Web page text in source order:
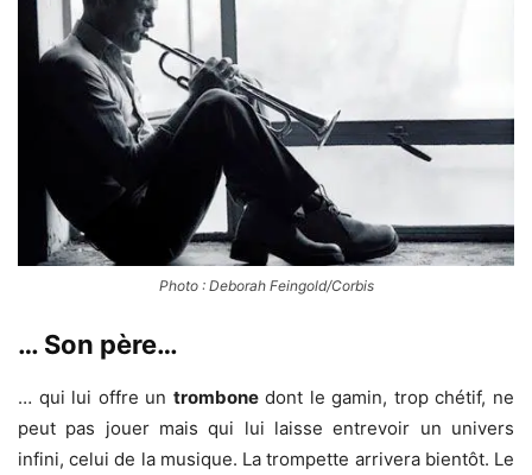
Photo : Deborah Feingold/Corbis
… Son père…
… qui lui offre un trombonedont le gamin, trop chétif, ne
peut pas jouer mais qui lui laisse entrevoir un univers
infini, celui de la musique. La trompette arrivera bientôt. Le